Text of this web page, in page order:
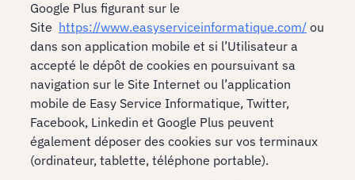
Google Plus figurant sur le
Site https://www.easyserviceinformatique.com/ ou
dans son application mobile et si l’Utilisateur a
accepté le dépôt de cookies en poursuivant sa
navigation sur le Site Internet ou l’application
mobile de Easy Service Informatique, Twitter,
Facebook, Linkedin et Google Plus peuvent
également déposer des cookies sur vos terminaux
(ordinateur, tablette, téléphone portable).